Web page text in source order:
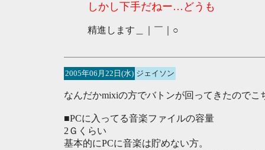
しかし下手だねー…どうも
精進します＿｜￣｜○
2005年06月22日(水) ジェイソン
なんだかmixiの方でバトンが回ってきたので
■PCに入ってる音楽ファイルの容量
2Ｇくらい
基本的にPCに音楽は貯めない方。